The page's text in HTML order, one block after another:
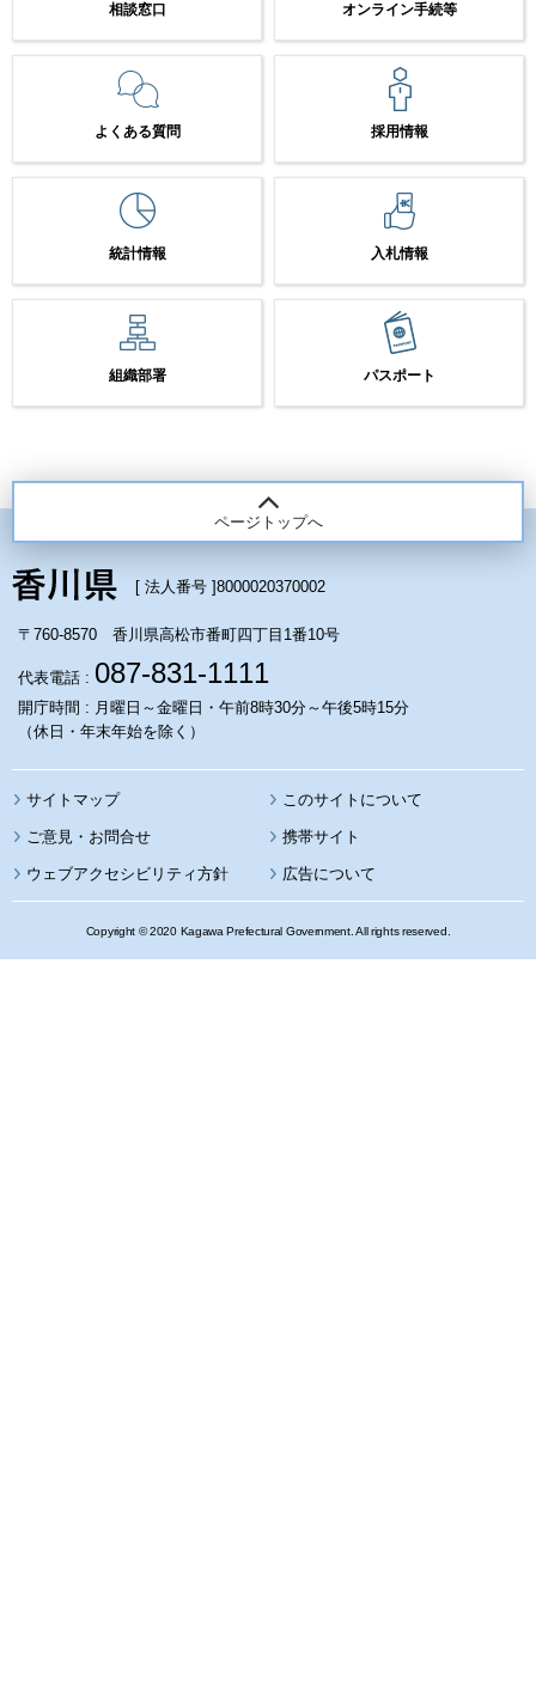
相談窓口 オンライン手続等
よくある質問 採用情報
統計情報 入札情報
組織部署 パスポート
ページトップへ
[ 法人番号 ]8000020370002
〒760-8570 香川県高松市番町四丁目1番10号
代表電話 : 087-831-1111
開庁時間 : 月曜日～金曜日・午前8時30分～午後5時15分
（休日・年末年始を除く）
サイトマップ このサイトについて
携帯サイト
ウェブアクセシビリティ方針 広告について
Copyright © 2020 Kagawa Prefectural Government. All rights reserved.